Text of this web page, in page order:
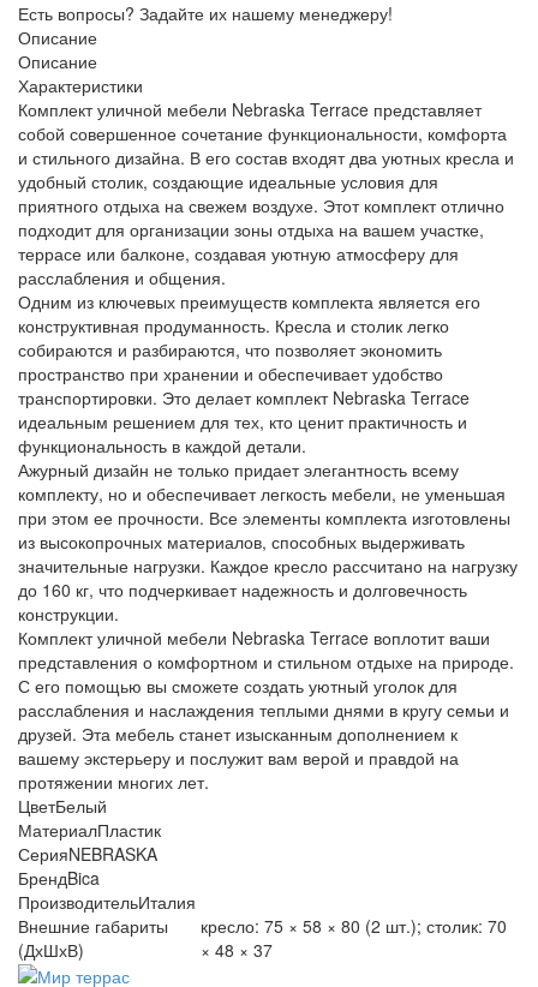
Есть вопросы? Задайте их нашему менеджеру!
Описание
Описание
Характеристики
Комплект уличной мебели Nebraska Terrace представляет
собой совершенное сочетание функциональности, комфорта
и стильного дизайна. В его состав входят два уютных кресла и
удобный столик, создающие идеальные условия для
приятного отдыха на свежем воздухе. Этот комплект отлично
подходит для организации зоны отдыха на вашем участке,
террасе или балконе, создавая уютную атмосферу для
расслабления и общения.
Одним из ключевых преимуществ комплекта является его
конструктивная продуманность. Кресла и столик легко
собираются и разбираются, что позволяет экономить
пространство при хранении и обеспечивает удобство
транспортировки. Это делает комплект Nebraska Terrace
идеальным решением для тех, кто ценит практичность и
функциональность в каждой детали.
Ажурный дизайн не только придает элегантность всему
комплекту, но и обеспечивает легкость мебели, не уменьшая
при этом ее прочности. Все элементы комплекта изготовлены
из высокопрочных материалов, способных выдерживать
значительные нагрузки. Каждое кресло рассчитано на нагрузку
до 160 кг, что подчеркивает надежность и долговечность
конструкции.
Комплект уличной мебели Nebraska Terrace воплотит ваши
представления о комфортном и стильном отдыхе на природе.
С его помощью вы сможете создать уютный уголок для
расслабления и наслаждения теплыми днями в кругу семьи и
друзей. Эта мебель станет изысканным дополнением к
вашему экстерьеру и послужит вам верой и правдой на
протяжении многих лет.
ЦветБелый
МатериалПластик
СерияNEBRASKA
БрендBica
ПроизводительИталия
Внешние габариты
(ДхШхВ)
кресло: 75 × 58 × 80 (2 шт.); столик: 70
× 48 × 37